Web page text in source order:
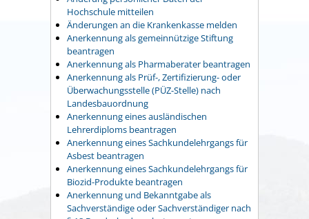
Hochschule mitteilen
Änderungen an die Krankenkasse melden
Anerkennung als gemeinnützige Stiftung
beantragen
Anerkennung als Pharmaberater beantragen
Anerkennung als Prüf-, Zertifizierung- oder
Überwachungsstelle (PÜZ-Stelle) nach
Landesbauordnung
Anerkennung eines ausländischen
Lehrerdiploms beantragen
Anerkennung eines Sachkundelehrgangs für
Asbest beantragen
Anerkennung eines Sachkundelehrgangs für
Biozid-Produkte beantragen
Anerkennung und Bekanntgabe als
Sachverständige oder Sachverständiger nach